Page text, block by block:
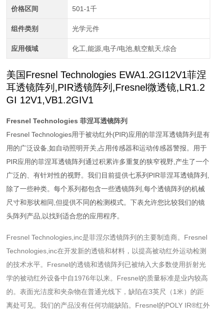
价格区间 501-1千
组件类别 光学元件
应用领域 化工,能源,电子/电池,航空航天,综合
美国Fresnel Technologies EWA1.2GI12V1菲涅
耳透镜阵列,PIR透镜阵列,Fresnel微透镜,LR1.2
GI 12V1,VB1.2GIV1
Fresnel Technologies 菲涅耳透镜阵列
Fresnel Technologies用于被动红外(PIR)应用的菲涅耳透镜阵列是有
用的广泛设备,如自动照明开关,占用传感器和运动传感器警报。用于
PIR应用的菲涅耳透镜阵列通过积累许多重复的狭窄视野,产生了一个
广泛的、有针对性的视野。我们目前提供七系列PIR菲涅耳透镜阵列,
除了一些种类。每个系列都包含一些透镜阵列,每个透镜阵列的机械
尺寸和形状相同,但提供不同的检测模式。下表允许您比较我们的镜
头阵列产品,以找到适合您的应用程序。
Fresnel Technologies,inc是菲涅尔透镜阵列的主要制造商。Fresnel
Technologies,inc在开发新的透镜和材料，以提高被动红外运动检测
的技术水平。Fresnel的透镜和透镜阵列已被纳入大多数使用折射光
学的被动红外设备中自1976年以来。Fresnel的质量标准是业内较高
的。表面光洁度和夹杂物在普通光线下，缺陷在3英尺（1米）的距
离处可见。我们的产品没有任何功能缺陷。Fresnel的POLY IR®红外